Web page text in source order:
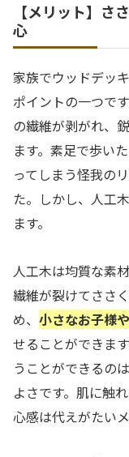
【メリット】さ
心
家族でウッドデッ
ポイントの一つで
の繊維が剥がれ、
ます。素足で歩い
ってしまう怪我の
た。しかし、人工
ます。
人工木は均質な素
繊維が裂けてささ
め、 小さなお子様
せることができま
うことができるの
よさです。肌に触
心感は代えがたい